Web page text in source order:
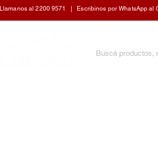
Llamanos al 2200 9571 | Escribinos por WhatsApp al